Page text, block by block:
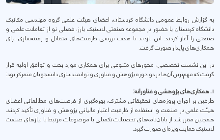
به گزارش روابط عمومی دانشگاه کردستان، اعضای هیئت علمی گروه مهندسی مکانیک
دانشگاه کردستان با حضور در مجموعه صنعتی لاستیک بارز، فصلی نو از تعاملات علمی و
صنعتی را آغاز کردند. این بازدید با هدف بررسی ظرفیت‌های متقابل و زمینه‌سازی برای
همکاری‌های پایدار صورت گرفت.
در این نشست تخصصی، محورهای متنوعی برای همکاری مورد بحث و توافق اولیه قرار
گرفت که مهم‌ترین آن‌ها در دو حوزه پژوهش و فناوری و توانمندسازی دانشجویان متمرکز بود:
۱. همکاری‌های پژوهشی و فناورانه:
طرفین بر اجرای پروژه‌های تحقیقاتی مشترک، بهره‌گیری از فرصت‌های مطالعاتی اعضای
هیئت علمی در صنعت و استفاده از ظرفیت اعتبار مالیاتی پژوهش و فناوری تأکید کردند.
همچنین مقرر شد از پایان‌نامه‌های تحصیلات تکمیلی با موضوعات مرتبط با نیازهای صنعت
لاستیک حمایت ویژه‌ای صورت گیرد.